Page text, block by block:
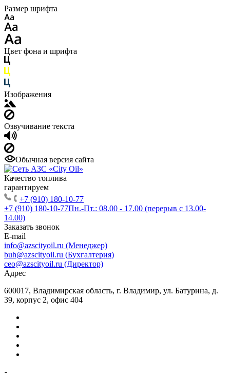
Размер шрифта
Цвет фона и шрифта
Изображения
Озвучивание текста
Обычная версия сайта
Качество топлива
гарантируем
+7 (910) 180-10-77
+7 (910) 180-10-77Пн.-Пт.: 08.00 - 17.00 (перерыв с 13.00-
14.00)
Заказать звонок
E-mail
info@azscityoil.ru (Менеджер)
buh@azscityoil.ru (Бухгалтерия)
ceo@azscityoil.ru (Директор)
Адрес
600017, Владимирская область, г. Владимир, ул. Батурина, д.
39, корпус 2, офис 404